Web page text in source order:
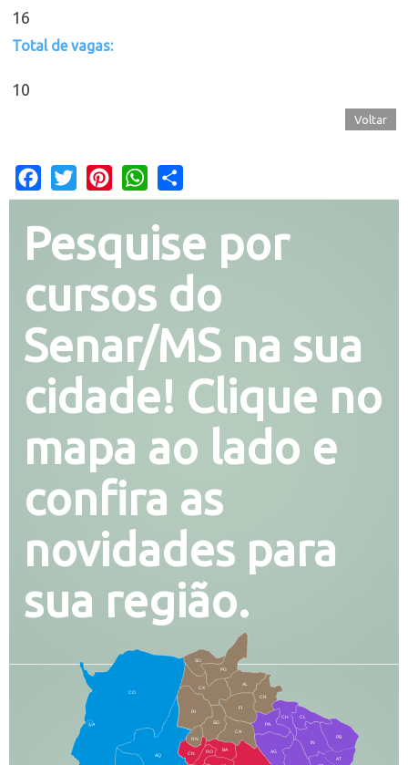
16
Total de vagas:
10
Voltar
Facebook
Twitter PinterestWhatsApp
Pesquise por
cursos do
Senar/MS na sua
cidade! Clique no
mapa ao lado e
confira as
novidades para
sua região.
CO
AQ
CX
RI
AL
CR
FI
SG
BA
CA
PA
CH CL
PB
AG
RO
IN
RN
CN
AT
PG
SO
LA